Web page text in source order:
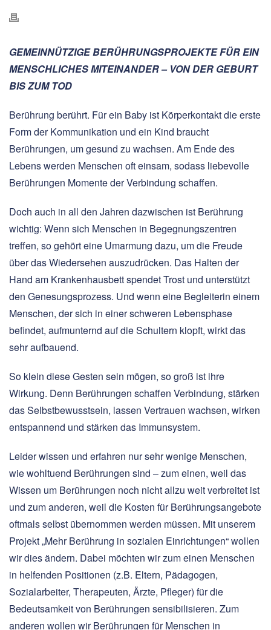
GEMEINNÜTZIGE BERÜHRUNGSPROJEKTE FÜR EIN
MENSCHLICHES MITEINANDER – VON DER GEBURT
BIS ZUM TOD
Berührung berührt. Für ein Baby ist Körperkontakt die erste
Form der Kommunikation und ein Kind braucht
Berührungen, um gesund zu wachsen. Am Ende des
Lebens werden Menschen oft einsam, sodass liebevolle
Berührungen Momente der Verbindung schaffen.
Doch auch in all den Jahren dazwischen ist Berührung
wichtig: Wenn sich Menschen in Begegnungszentren
treffen, so gehört eine Umarmung dazu, um die Freude
über das Wiedersehen auszudrücken. Das Halten der
Hand am Krankenhausbett spendet Trost und unterstützt
den Genesungsprozess. Und wenn eine Begleiterin einem
Menschen, der sich in einer schweren Lebensphase
befindet, aufmunternd auf die Schultern klopft, wirkt das
sehr aufbauend.
So klein diese Gesten sein mögen, so groß ist ihre
Wirkung. Denn Berührungen schaffen Verbindung, stärken
das Selbstbewusstsein, lassen Vertrauen wachsen, wirken
entspannend und stärken das Immunsystem.
Leider wissen und erfahren nur sehr wenige Menschen,
wie wohltuend Berührungen sind – zum einen, weil das
Wissen um Berührungen noch nicht allzu weit verbreitet ist
und zum anderen, weil die Kosten für Berührungsangebote
oftmals selbst übernommen werden müssen. Mit unserem
Projekt „Mehr Berührung in sozialen Einrichtungen“ wollen
wir dies ändern. Dabei möchten wir zum einen Menschen
in helfenden Positionen (z.B. Eltern, Pädagogen,
Sozialarbeiter, Therapeuten, Ärzte, Pfleger) für die
Bedeutsamkeit von Berührungen sensibilisieren. Zum
anderen wollen wir Berührungen für Menschen in